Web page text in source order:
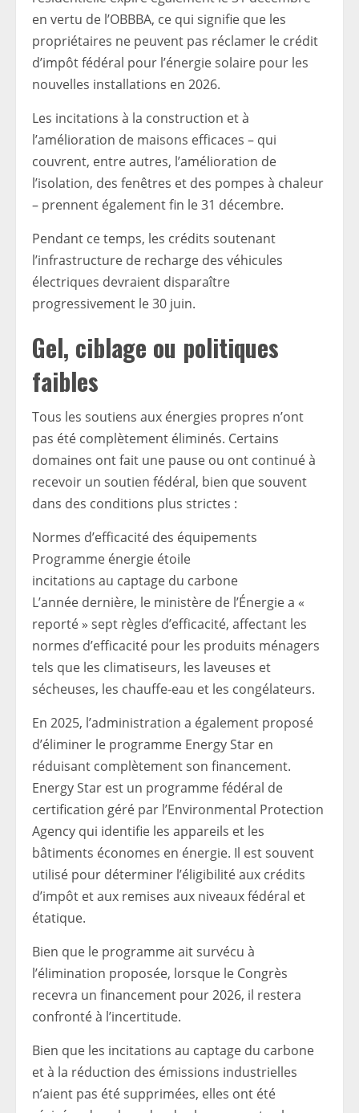
en vertu de l’OBBBA, ce qui signifie que les
propriétaires ne peuvent pas réclamer le crédit
d’impôt fédéral pour l’énergie solaire pour les
nouvelles installations en 2026.
Les incitations à la construction et à
l’amélioration de maisons efficaces – qui
couvrent, entre autres, l’amélioration de
l’isolation, des fenêtres et des pompes à chaleur
– prennent également fin le 31 décembre.
Pendant ce temps, les crédits soutenant
l’infrastructure de recharge des véhicules
électriques devraient disparaître
progressivement le 30 juin.
Gel, ciblage ou politiques
faibles
Tous les soutiens aux énergies propres n’ont
pas été complètement éliminés. Certains
domaines ont fait une pause ou ont continué à
recevoir un soutien fédéral, bien que souvent
dans des conditions plus strictes :
Normes d’efficacité des équipements
Programme énergie étoile
incitations au captage du carbone
L’année dernière, le ministère de l’Énergie a «
reporté » sept règles d’efficacité, affectant les
normes d’efficacité pour les produits ménagers
tels que les climatiseurs, les laveuses et
sécheuses, les chauffe-eau et les congélateurs.
En 2025, l’administration a également proposé
d’éliminer le programme Energy Star en
réduisant complètement son financement.
Energy Star est un programme fédéral de
certification géré par l’Environmental Protection
Agency qui identifie les appareils et les
bâtiments économes en énergie. Il est souvent
utilisé pour déterminer l’éligibilité aux crédits
d’impôt et aux remises aux niveaux fédéral et
étatique.
Bien que le programme ait survécu à
l’élimination proposée, lorsque le Congrès
recevra un financement pour 2026, il restera
confronté à l’incertitude.
Bien que les incitations au captage du carbone
et à la réduction des émissions industrielles
n’aient pas été supprimées, elles ont été